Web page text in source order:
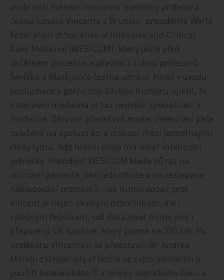
osobností světové intenzivní medicíny profesora
Jeana‑Louise Vincenta z Bruselu, prezidenta World
Federation of Societies of Intensive and Critical
Care Medicine (WFSICCM), který ještě před
začátkem prezentace převzal z rukou profesorů
Ševčíka a Matějoviče čestné uznání. Hned v úvodu
posluchače s patřičnou dávkou humoru ujistil, že
intenzivní medicína je tou nejlepší specializací v
medicíně. Zároveň představil model intenzivní péče
založené na spolupráci a diskusi mezi jednotlivými
členy týmu, kde hlavní slovo má lékař intenzivní
jednotky. Prezident WFSICCM klade důraz na
vnímání pacienta jako jednotlivce a ne zaslepené
následování protokolů. Jak nutno dodat, prof.
Vincent je nejen skvělým odborníkem, ale i
výtečným řečníkem, což dokazoval mimo jiné i
přeplněný sál Saphire, který pojme na 350 lidí. Po
profesoru Vincentovi se představili dr. Andrea
Morelli z University of Rome se svým sdělením o
použití beta‑blokátorů v terapii septického šoku a